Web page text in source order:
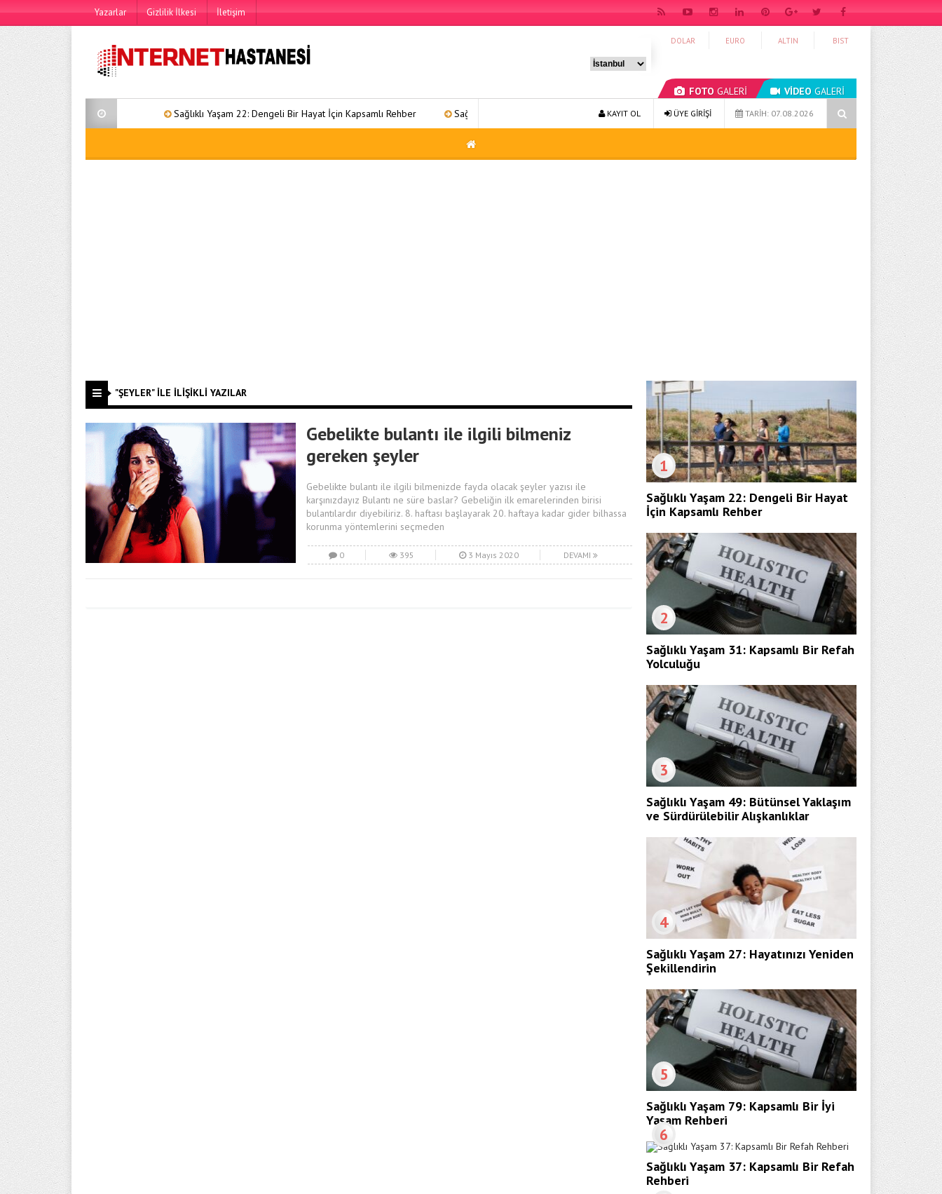
Yazarlar Gizlilik İlkesi İletişim
FOTO GALERİ VİDEO GALERİ
DOLAR EURO ALTIN BIST
Sağlıklı Yaşam 22: Dengeli Bir Hayat İçin Kapsamlı Rehber Sağlıklı Yaşam 31: Kapsamlı Bir Refah Yolculuğu Sağlıklı Yaşam 49: Bütünsel Yaklaşım ve Sürdürülebilir Alışkanlıklar
TARİH: 07.08.2026
ÜYE GİRİŞİ
KAYIT OL
"ŞEYLER" ILE İLIŞIKLI YAZILAR
Gebelikte bulantı ile ilgili bilmeniz
gereken şeyler
Gebelikte bulantı ile ilgili bilmenizde fayda olacak şeyler yazısı ile
karşınızdayız Bulantı ne süre baslar? Gebeliğin ilk emarelerinden birisi
bulantılardır diyebiliriz. 8. haftası başlayarak 20. haftaya kadar gider bilhassa
korunma yöntemlerini seçmeden
0 395 3 Mayıs 2020 DEVAMI
1
Sağlıklı Yaşam 22: Dengeli Bir Hayat
İçin Kapsamlı Rehber
2
Sağlıklı Yaşam 31: Kapsamlı Bir Refah
Yolculuğu
3
Sağlıklı Yaşam 49: Bütünsel Yaklaşım
ve Sürdürülebilir Alışkanlıklar
4
Sağlıklı Yaşam 27: Hayatınızı Yeniden
Şekillendirin
5
Sağlıklı Yaşam 79: Kapsamlı Bir İyi
Yaşam Rehberi
6
Sağlıklı Yaşam 37: Kapsamlı Bir Refah
Rehberi